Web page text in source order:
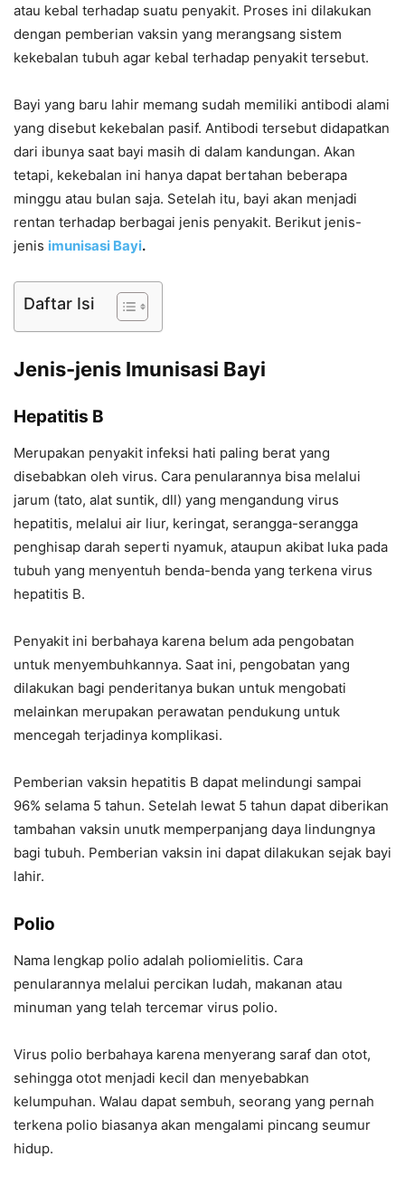
atau kebal terhadap suatu penyakit. Proses ini dilakukan
dengan pemberian vaksin yang merangsang sistem
kekebalan tubuh agar kebal terhadap penyakit tersebut.
Bayi yang baru lahir memang sudah memiliki antibodi alami
yang disebut kekebalan pasif. Antibodi tersebut didapatkan
dari ibunya saat bayi masih di dalam kandungan. Akan
tetapi, kekebalan ini hanya dapat bertahan beberapa
minggu atau bulan saja. Setelah itu, bayi akan menjadi
rentan terhadap berbagai jenis penyakit. Berikut jenis-
jenis imunisasi Bayi.
Daftar Isi
Jenis-jenis Imunisasi Bayi
Hepatitis B
Merupakan penyakit infeksi hati paling berat yang
disebabkan oleh virus. Cara penularannya bisa melalui
jarum (tato, alat suntik, dll) yang mengandung virus
hepatitis, melalui air liur, keringat, serangga-serangga
penghisap darah seperti nyamuk, ataupun akibat luka pada
tubuh yang menyentuh benda-benda yang terkena virus
hepatitis B.
Penyakit ini berbahaya karena belum ada pengobatan
untuk menyembuhkannya. Saat ini, pengobatan yang
dilakukan bagi penderitanya bukan untuk mengobati
melainkan merupakan perawatan pendukung untuk
mencegah terjadinya komplikasi.
Pemberian vaksin hepatitis B dapat melindungi sampai
96% selama 5 tahun. Setelah lewat 5 tahun dapat diberikan
tambahan vaksin unutk memperpanjang daya lindungnya
bagi tubuh. Pemberian vaksin ini dapat dilakukan sejak bayi
lahir.
Polio
Nama lengkap polio adalah poliomielitis. Cara
penularannya melalui percikan ludah, makanan atau
minuman yang telah tercemar virus polio.
Virus polio berbahaya karena menyerang saraf dan otot,
sehingga otot menjadi kecil dan menyebabkan
kelumpuhan. Walau dapat sembuh, seorang yang pernah
terkena polio biasanya akan mengalami pincang seumur
hidup.